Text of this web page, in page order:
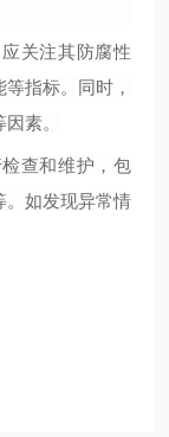
关注其防腐性
指标。同时，
素。
查和维护，包
。如发现异常情